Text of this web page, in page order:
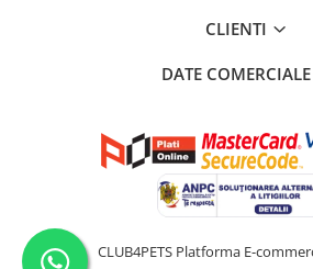
CLIENTI
DATE COMERCIALE
CLUB4PETS Platforma E-